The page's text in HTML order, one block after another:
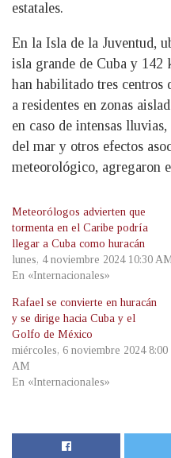
estatales.
En la Isla de la Juventud,
isla grande de Cuba y 142
han habilitado tres centros
a residentes en zonas
en caso de intensas
del mar y otros efectos
meteorológico, agregaron
Meteorólogos advierten que
tormenta en el Caribe podría
llegar a Cuba como huracán
lunes, 4 noviembre 2024 10:30
En «Internacionales»
Rafael se convierte en huracán
y se dirige hacia Cuba y el
Golfo de México
miércoles, 6 noviembre 2024 8:00
AM
En «Internacionales»